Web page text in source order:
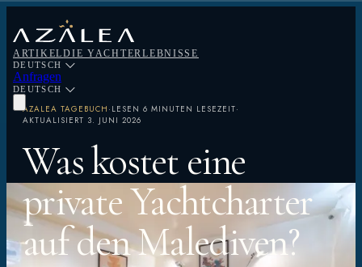
ARTIKEL DIE YACHT ERLEBNISSE
DEUTSCH
Anfragen
DEUTSCH
AZALEA TAGEBUCH · LESEN 6 MINUTEN LESEZEIT·
AKTUALISIERT 3. JUNI 2026
Was kostet eine
private Yachtcharter
auf den Malediven?